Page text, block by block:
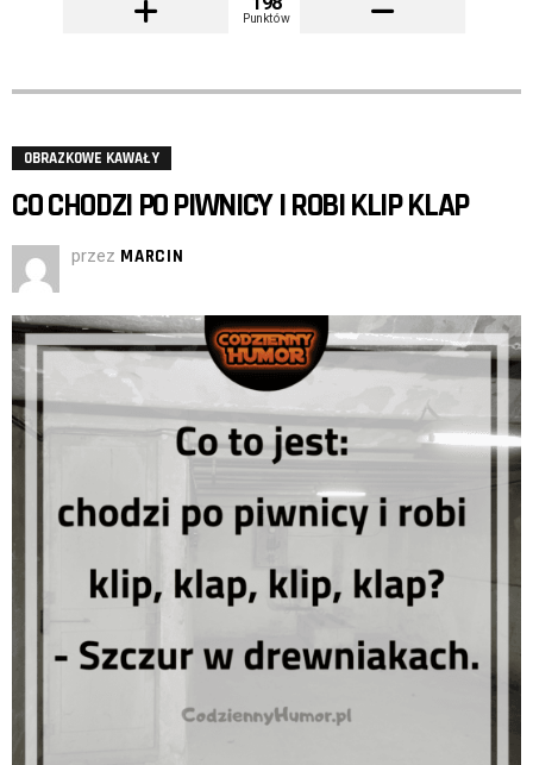
Punktów
OBRAZKOWE KAWAŁY
CO CHODZI PO PIWNICY I ROBI KLIP KLAP
przez MARCIN